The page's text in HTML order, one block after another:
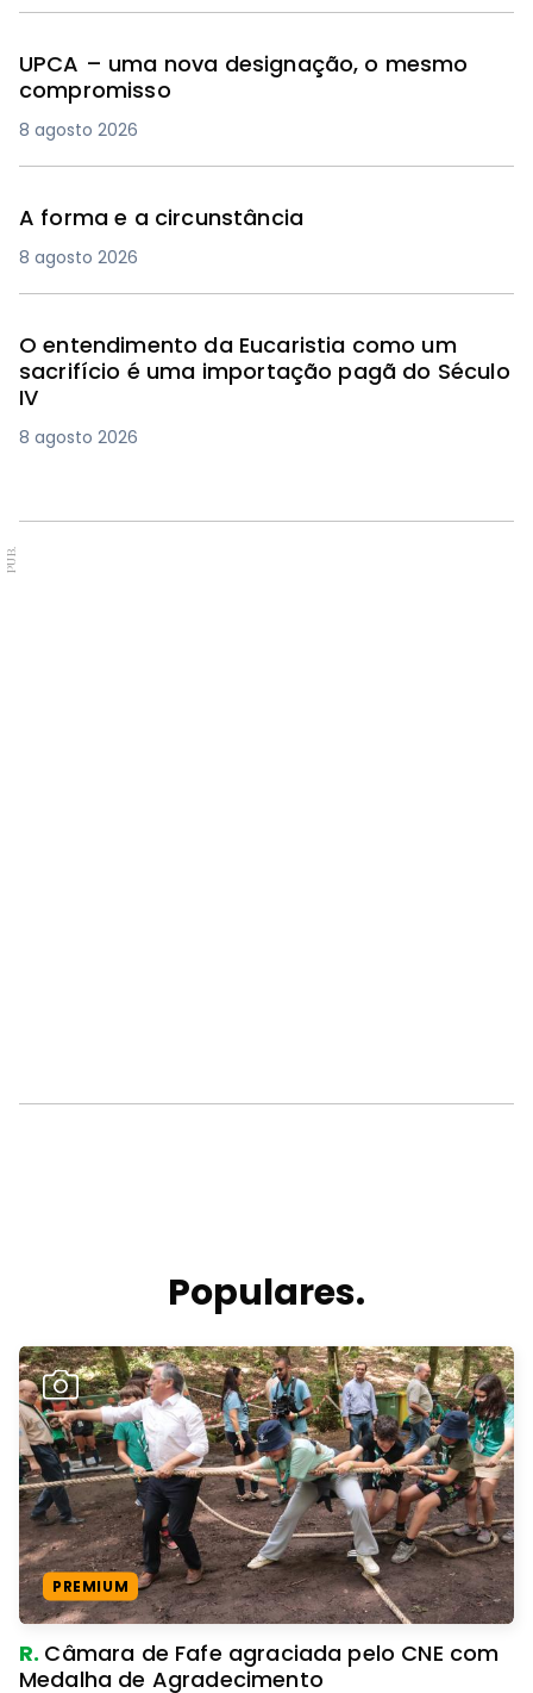
UPCA – uma nova designação, o mesmo
compromisso
8 agosto 2026
A forma e a circunstância
8 agosto 2026
O entendimento da Eucaristia como um
sacrifício é uma importação pagã do Século
IV
8 agosto 2026
PUB.
Populares.
PREMIUM
R. Câmara de Fafe agraciada pelo CNE com
Medalha de Agradecimento